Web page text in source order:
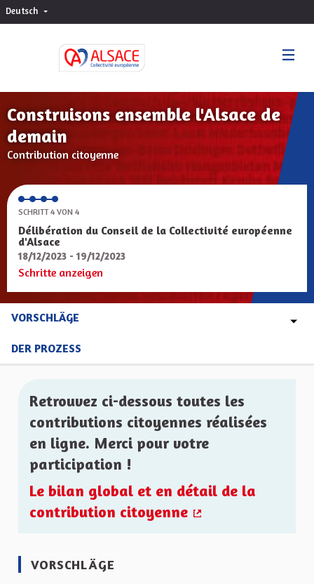
Deutsch Choisir la langue
Construisons ensemble l'Alsace de
demain
Contribution citoyenne
SCHRITT 4 VON 4
Délibération du Conseil de la Collectivité européenne
d'Alsace
18/12/2023 - 19/12/2023
Schritte anzeigen
VORSCHLÄGE
DER PROZESS
Retrouvez ci-dessous toutes les
contributions citoyennes réalisées
en ligne. Merci pour votre
participation !
Le bilan global et en détail de la
contribution citoyenne
VORSCHLÄGE